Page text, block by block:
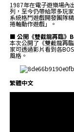
1987年在電子遊樂場內
列，至今仍帶給眾多玩
系統格鬥遊戲開發團隊
捲軸動作遊戲」。
■ 公開《雙截龍再臨》
本次公開了《雙截龍再
家可透過影片看到各
風格。
繁體中文